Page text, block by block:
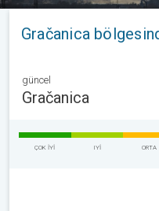
Gračanica
güncel
Gračanica
ÇOK IYI IYI ORTA